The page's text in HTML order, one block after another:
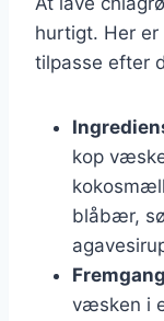
hurtigt. Her
tilpasse efter
kop
blåbær,
væsken i